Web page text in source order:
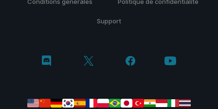
Support